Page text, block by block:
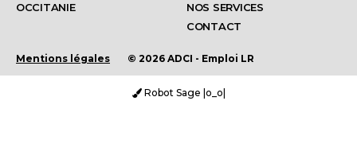
OCCITANIE
NOS SERVICES
CONTACT
Mentions légales © 2026 ADCI - Emploi LR
Robot Sage |o_o|